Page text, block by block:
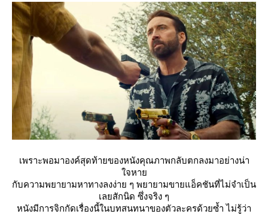
เพราะพอมาองค์สุดท้ายของหนังคุณภาพกลับตกลงมาอย่างน่า
จหา
กับความพยายามหาทางลงง่าย ๆ พยายามขายแอ็คชันที่ไม่จำเป็น
เลยสักนิด ซึ่งจริง ๆ
หนังมีการจิกกัดเรื่องนี้ในบทสนทนาของตัวละครด้วยซ้ำ ไม่รู้ว่า